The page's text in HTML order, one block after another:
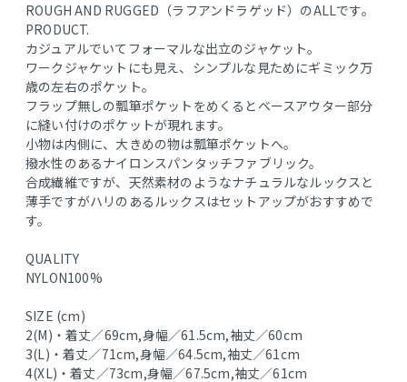
ROUGH AND RUGGED（ラフアンドラゲッド）のALLです。
PRODUCT.
カジュアルでいてフォーマルな出立のジャケット。
ワークジャケットにも見え、シンプルな見ためにギミック万
歳の左右のポケット。
フラップ無しの瓢箪ポケットをめくるとベースアウター部分
に縫い付けのポケットが現れます。
小物は内側に、大きめの物は瓢箪ポケットへ。
撥水性のあるナイロンスパンタッチファブリック。
合成繊維ですが、天然素材のようなナチュラルなルックスと
薄手ですがハリのあるルックスはセットアップがおすすめで
す。
QUALITY
NYLON100%
SIZE (cm)
2(M)・着丈／69cm,身幅／61.5cm,袖丈／60cm
3(L)・着丈／71cm,身幅／64.5cm,袖丈／61cm
4(XL)・着丈／73cm,身幅／67.5cm,袖丈／61cm